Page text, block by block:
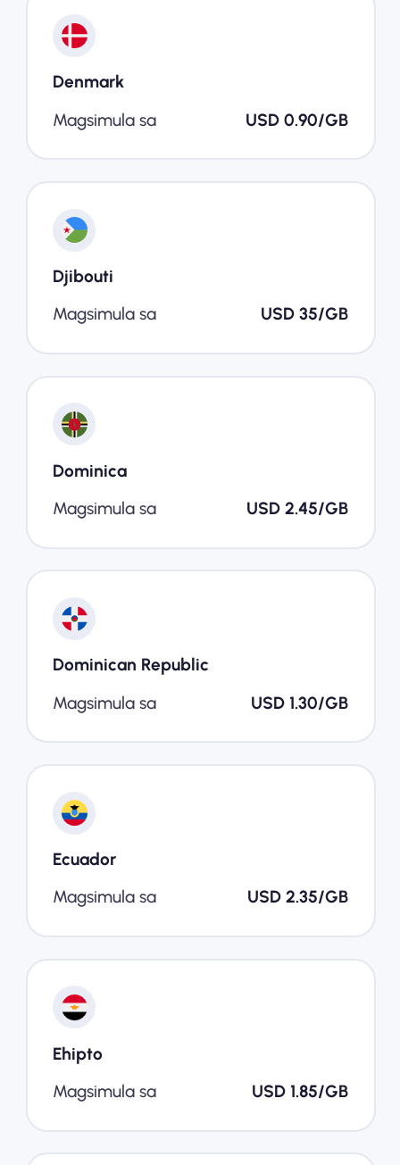
Denmark
Magsimula sa
USD 0.90/GB
Djibouti
Magsimula sa
USD 35/GB
Dominica
Magsimula sa
USD 2.45/GB
Dominican Republic
Magsimula sa
USD 1.30/GB
Ecuador
Magsimula sa
USD 2.35/GB
Ehipto
Magsimula sa
USD 1.85/GB